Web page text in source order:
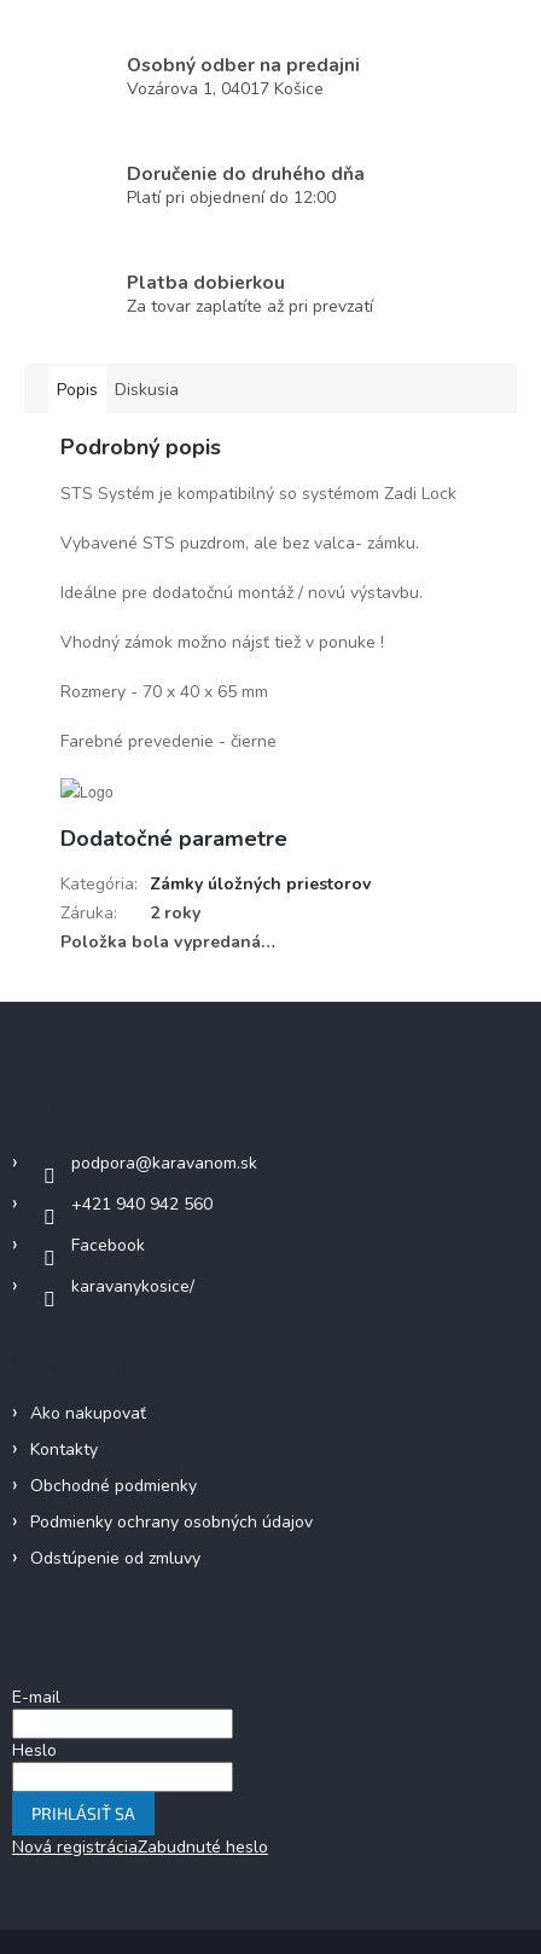
Osobný odber na predajni
Vozárova 1, 04017 Košice
Doručenie do druhého dňa
Platí pri objednení do 12:00
Platba dobierkou
Za tovar zaplatíte až pri prevzatí
Popis Diskusia
Podrobný popis
STS Systém je kompatibilný so systémom Zadi Lock
Vybavené STS puzdrom, ale bez valca- zámku.
Ideálne pre dodatočnú montáž / novú výstavbu.
Vhodný zámok možno nájsť tiež v ponuke !
Rozmery - 70 x 40 x 65 mm
Farebné prevedenie - čierne
Dodatočné parametre
Kategória:
Zámky úložných priestorov
Záruka:
2 roky
Položka bola vypredaná…
podpora@karavanom.sk
+421 940 942 560
Facebook
karavanykosice/
Ako nakupovať
Kontakty
Obchodné podmienky
Podmienky ochrany osobných údajov
Odstúpenie od zmluvy
E-mail
Heslo
PRIHLÁSIŤ SA
Nová registráciaZabudnuté heslo